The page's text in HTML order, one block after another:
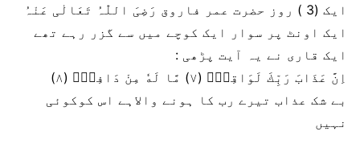
ایک (3 ) روز حضرت عمر فاروق رَضِیَ اللّٰہُ تَعَالٰی عَنْہُ
ایک اونٹ پر سوار ایک کوچے میں سے گزر رہے تھے
ایک قاری نے یہ آیت پڑھی :
اِنَّ عَذَابَ رَبِّكَ لَوَاقِعٌۙ (۷) مَّا لَهٗ مِنْ دَافِعٍۙ (۸)
بے شک عذاب تیرے رب کا ہونے والاہے اس کوکوئی
نہیں